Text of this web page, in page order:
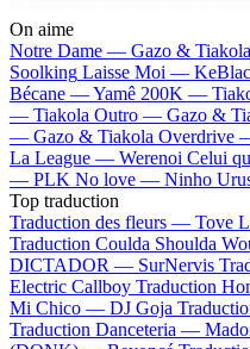
On aime
Notre Dame — Gazo & Tiakola
Soolking Laisse Moi —
Bécane —Yamê 200K —
— Tiakola Outro — Gazo &
— Gazo & Tiakola Overdrive
La League — Werenoi Celui
— PLK No love — Ninho
Top traduction
Traduction des fleurs — Tove
Traduction Coulda Shoulda
DICTADOR — SurNervis
Electric Callboy Traduction
Mi Chico — DJ Goja
Traduction Danceteria —